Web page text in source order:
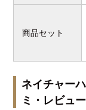
商品セット
ネイチャー
ミ・レビュー